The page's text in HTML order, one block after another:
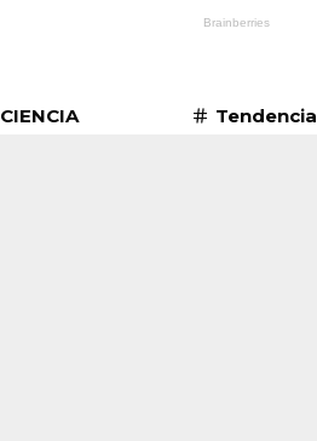
CIENCIA Tendencia